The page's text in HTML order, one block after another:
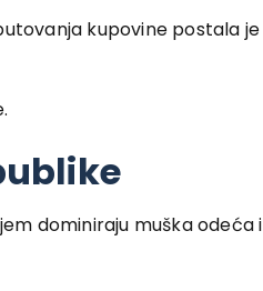
kupovine postala je
dominiraju muška odeća i